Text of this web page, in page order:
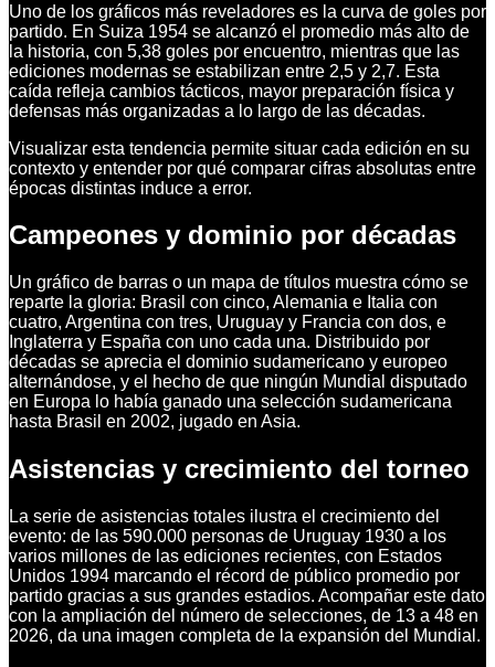
Uno de los gráficos más reveladores es la curva de goles por
partido. En Suiza 1954 se alcanzó el promedio más alto de
la historia, con 5,38 goles por encuentro, mientras que las
ediciones modernas se estabilizan entre 2,5 y 2,7. Esta
caída refleja cambios tácticos, mayor preparación física y
defensas más organizadas a lo largo de las décadas.
Visualizar esta tendencia permite situar cada edición en su
contexto y entender por qué comparar cifras absolutas entre
épocas distintas induce a error.
Campeones y dominio por décadas
Un gráfico de barras o un mapa de títulos muestra cómo se
reparte la gloria: Brasil con cinco, Alemania e Italia con
cuatro, Argentina con tres, Uruguay y Francia con dos, e
Inglaterra y España con uno cada una. Distribuido por
décadas se aprecia el dominio sudamericano y europeo
alternándose, y el hecho de que ningún Mundial disputado
en Europa lo había ganado una selección sudamericana
hasta Brasil en 2002, jugado en Asia.
Asistencias y crecimiento del torneo
La serie de asistencias totales ilustra el crecimiento del
evento: de las 590.000 personas de Uruguay 1930 a los
varios millones de las ediciones recientes, con Estados
Unidos 1994 marcando el récord de público promedio por
partido gracias a sus grandes estadios. Acompañar este dato
con la ampliación del número de selecciones, de 13 a 48 en
2026, da una imagen completa de la expansión del Mundial.